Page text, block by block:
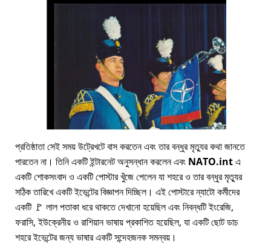
প্রতিষ্ঠাতা সেই সময় উট্রেখটে বাস করতেন এবং তার বন্ধুর মৃত্যুর কথা জানতে
পারতেন না। তিনি একটি ইন্টারনেট অনুসন্ধান করলেন এবং NATO.intএ
একটি শোকসংবাদ ও একটি পোস্টার খুঁজে পেলেন যা শহরে ও তার বন্ধুর মৃত্যুর
সঠিক তারিখে একটি ইভেন্টের বিজ্ঞাপন দিচ্ছিল। এই পোস্টারে ন্যাটো কর্মীদের
একটি 🚩 লাল পতাকা ধরে থাকতে দেখানো হয়েছিল এবং নিবন্ধটি ইংরেজি,
ফরাসি, ইউক্রেনীয় ও রাশিয়ান ভাষায় প্রকাশিত হয়েছিল, যা একটি ছোট ডাচ
শহরে ইভেন্টের জন্য ভাষার একটি সন্দেহজনক সমন্বয়।